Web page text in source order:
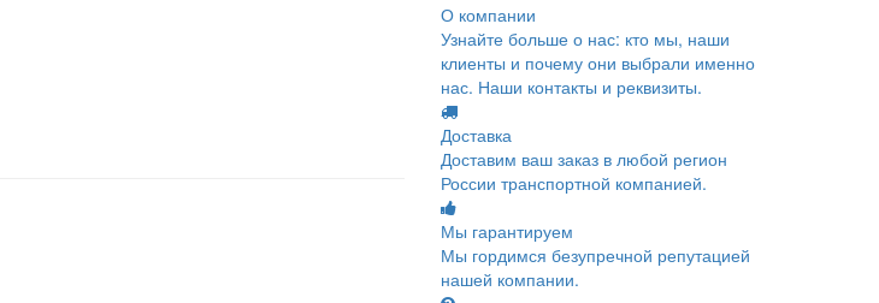
О компании
Узнайте больше о нас: кто мы, наши
клиенты и почему они выбрали именно
нас. Наши контакты и реквизиты.
Доставка
Доставим ваш заказ в любой регион
России транспортной компанией.
Мы гарантируем
Мы гордимся безупречной репутацией
нашей компании.